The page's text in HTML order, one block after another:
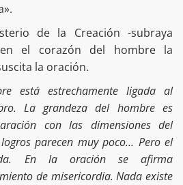
de la Creación -subraya
en el corazón del hombre la
la oración.
está estrechamente ligada al
La grandeza del hombre es
con las dimensiones del
parecen muy poco… Pero el
En la oración se afirma
de misericordia. Nada existe